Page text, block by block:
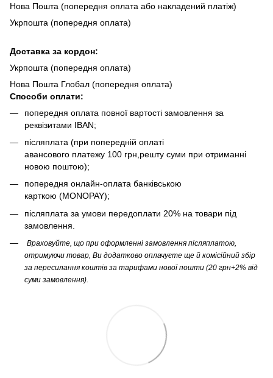
Нова Пошта (попередня оплата або накладений платіж)
Укрпошта (попередня оплата)
Доставка за кордон:
Укрпошта (попередня оплата)
Нова Пошта Глобал (попередня оплата)
Способи оплати:
попередня оплата повної вартості замовлення за
реквізитами IBAN;
післяплата (при попередній оплаті
авансового платежу 100 грн,решту суми при отриманні
новою поштою);
попередня онлайн-оплата банківською
карткою (MONOPAY);
післяплата за умови передоплати 20% на товари під
замовлення.
Враховуйте, що при оформленні замовлення післяплатою,
отримуючи товар, Ви додатково оплачуєте ще й комісійний збір
за пересилання коштів за тарифами нової пошти (20 грн+2% від
суми замовлення).